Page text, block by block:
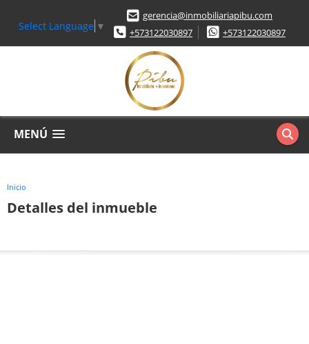
Select Language ▼
gerencia@inmobiliariapibu.com
+573122030897
+573122030897
MENÚ
Inicio
Detalles del inmueble